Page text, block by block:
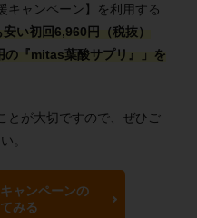
キャンペーン】を利用する
い初回6,960円（税抜）
『mitas葉酸サプリ』」を
とが大切ですので、ぜひご
。
ャンペーンの
みる